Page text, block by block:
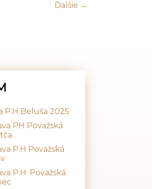
Ďalšie →
P.H Beluša 2025
PH Považská
P.H Považská
P.H. Považská